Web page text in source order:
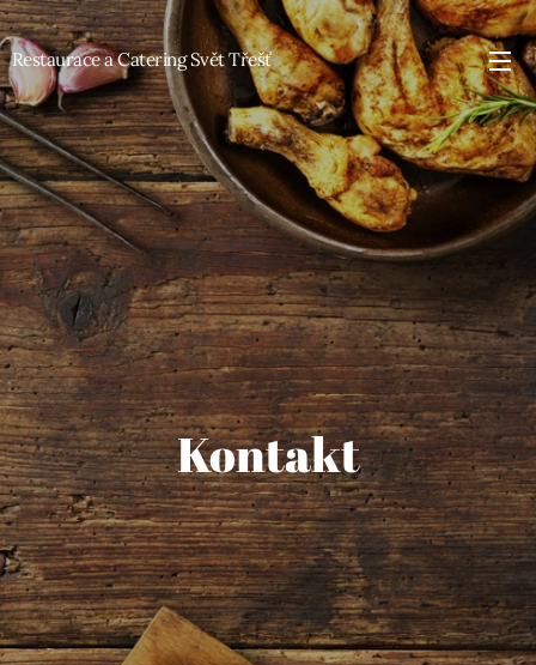
Restaurace a Catering Svět Třešť
Kontakt